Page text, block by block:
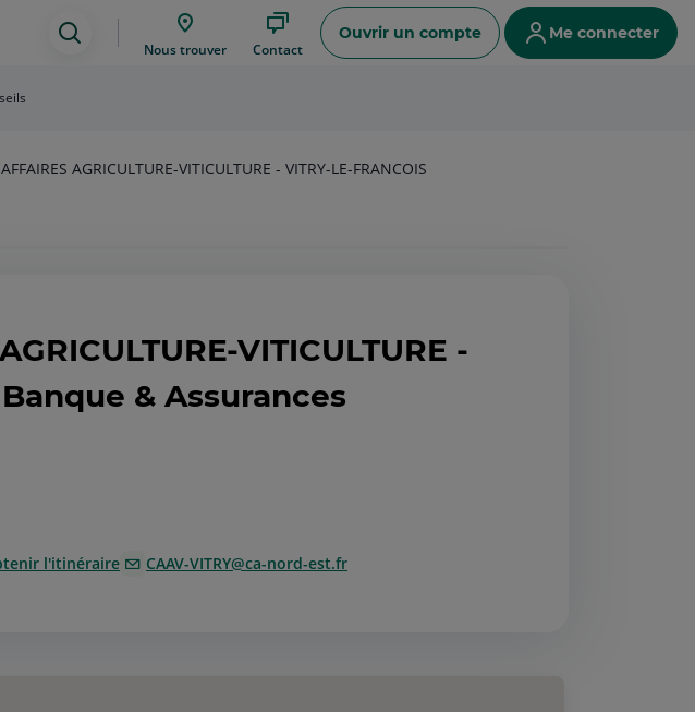
Assistance
Nous trouver Contact
Ouvrir un compte Me connecter
AGRICULTURE-VITICULTURE - VITRY-LE-FRANCOIS
VITICULTURE -
& Assurances
l'itinéraire CAAV-VITRY@ca-nord-est.fr